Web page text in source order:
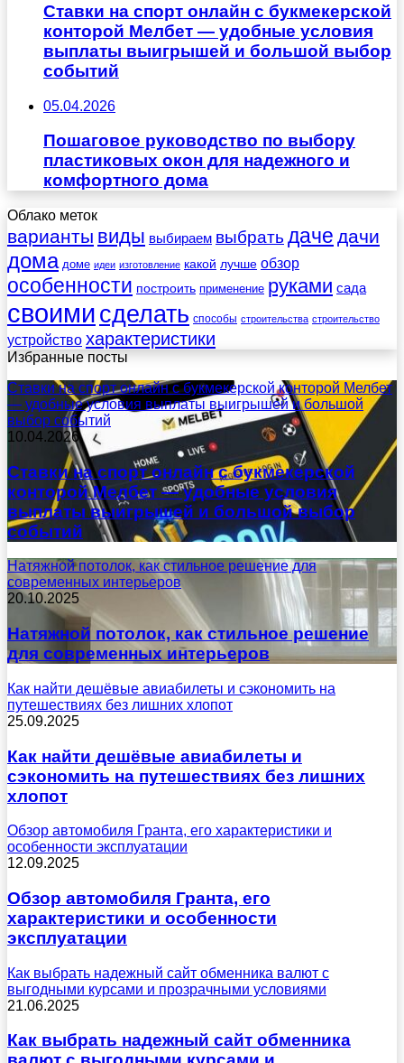
Ставки на спорт онлайн с букмекерской
конторой Мелбет — удобные условия
выплаты выигрышей и большой выбор
событий
05.04.2026
Пошаговое руководство по выбору
пластиковых окон для надежного и
комфортного дома
Облако меток
варианты виды выбираем выбрать даче дачи
дома доме идеи изготовление какой лучше обзор
особенности построить применение руками сада
своими сделать способы строительства строительство
устройство характеристики
Избранные посты
Ставки на спорт онлайн с букмекерской конторой Мелбет
— удобные условия выплаты выигрышей и большой
выбор событий
10.04.2026
Ставки на спорт онлайн с букмекерской
конторой Мелбет — удобные условия
выплаты выигрышей и большой выбор
событий
Натяжной потолок, как стильное решение для
современных интерьеров
20.10.2025
Натяжной потолок, как стильное решение
для современных интерьеров
Как найти дешёвые авиабилеты и сэкономить на
путешествиях без лишних хлопот
25.09.2025
Как найти дешёвые авиабилеты и
сэкономить на путешествиях без лишних
хлопот
Обзор автомобиля Гранта, его характеристики и
особенности эксплуатации
12.09.2025
Обзор автомобиля Гранта, его
характеристики и особенности
эксплуатации
Как выбрать надежный сайт обменника валют с
выгодными курсами и прозрачными условиями
21.06.2025
Как выбрать надежный сайт обменника